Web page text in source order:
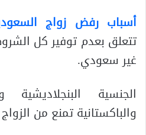
أسباب رفض زواج
تتعلق بعدم توفير كل
غير سعودي.
الجنسية البنجلاديشية
والباكستانية تمنع من